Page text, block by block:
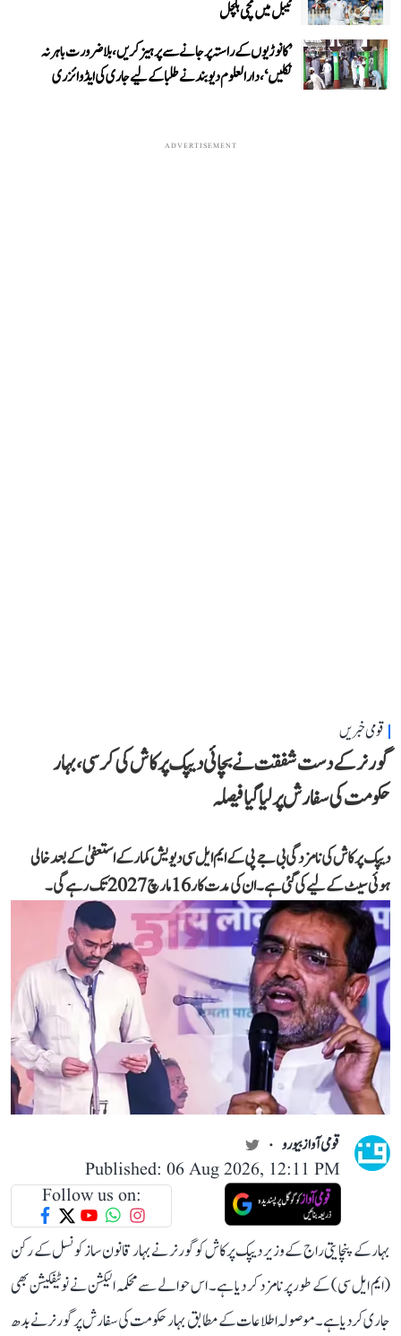
ٹیبل میں مچی ہلچل
’کانوڑیوں کے راستہ پر جانے سے پرہیز کریں، بلاضرورت باہر نہ
نکلیں‘، دارالعلوم دیوبند نے طلبا کے لیے جاری کی ایڈوائزری
ADVERTISEMENT
قومی خبریں
گورنر کے دست شفقت نے بچائی دیپک پرکاش کی کرسی، بہار
حکومت کی سفارش پر لیا گیا فیصلہ
دیپک پرکاش کی نامزدگی بی جے پی کے ایم ایل سی دیویش کمار کے استعفیٰ کے بعد خالی
ہوئی سیٹ کے لیے کی گئی ہے۔ ان کی مدت کار 16 مارچ 2027 تک رہے گی۔
قومی آواز بیورو
Published: 06 Aug 2026, 12:11 PM
Follow us on:
بہار کے پنچایتی راج کے وزیر دیپک پرکاش کو گورنر نے بہار قانون ساز کونسل کے رکن
(ایم ایل سی) کے طور پر نامزد کر دیا ہے۔ اس حوالے سے محکمہ الیکشن نے نوٹیفکیشن بھی
جاری کر دیا ہے۔ موصولہ اطلاعات کے مطابق بہار حکومت کی سفارش پر گورنر نے بدھ